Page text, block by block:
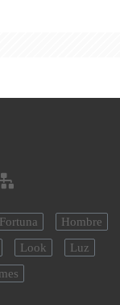
Fortuna
Hombre
Look
Luz